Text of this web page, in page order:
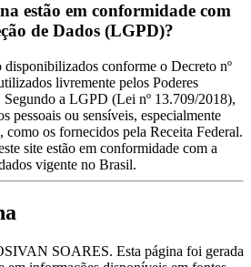
estão em conformidade com
de Dados (LGPD)?
disponibilizados conforme o Decreto nº
livremente pelos Poderes
Segundo a LGPD (Lei nº 13.709/2018),
pessoais ou sensíveis, especialmente
os fornecidos pela Receita Federal.
site estão em conformidade com a
vigente no Brasil.
SOARES. Esta página foi gerada